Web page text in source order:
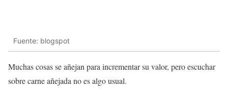
Fuente: blogspot
Muchas cosas se añejan para incrementar su valor, pero escuchar
sobre carne añejada no es algo usual.